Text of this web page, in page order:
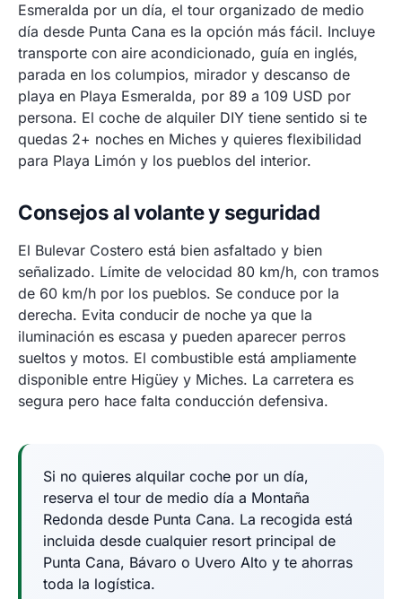
Esmeralda por un día, el tour organizado de medio
día desde Punta Cana es la opción más fácil. Incluye
transporte con aire acondicionado, guía en inglés,
parada en los columpios, mirador y descanso de
playa en Playa Esmeralda, por 89 a 109 USD por
persona. El coche de alquiler DIY tiene sentido si te
quedas 2+ noches en Miches y quieres flexibilidad
para Playa Limón y los pueblos del interior.
Consejos al volante y seguridad
El Bulevar Costero está bien asfaltado y bien
señalizado. Límite de velocidad 80 km/h, con tramos
de 60 km/h por los pueblos. Se conduce por la
derecha. Evita conducir de noche ya que la
iluminación es escasa y pueden aparecer perros
sueltos y motos. El combustible está ampliamente
disponible entre Higüey y Miches. La carretera es
segura pero hace falta conducción defensiva.
Si no quieres alquilar coche por un día,
reserva el tour de medio día a Montaña
Redonda desde Punta Cana. La recogida está
incluida desde cualquier resort principal de
Punta Cana, Bávaro o Uvero Alto y te ahorras
toda la logística.